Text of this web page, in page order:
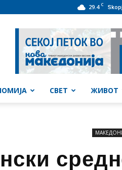
29.4 C
СВЕТ ЖИВОТ